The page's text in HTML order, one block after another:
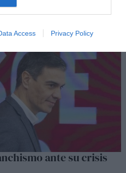
Access Privacy Policy
ante su crisis